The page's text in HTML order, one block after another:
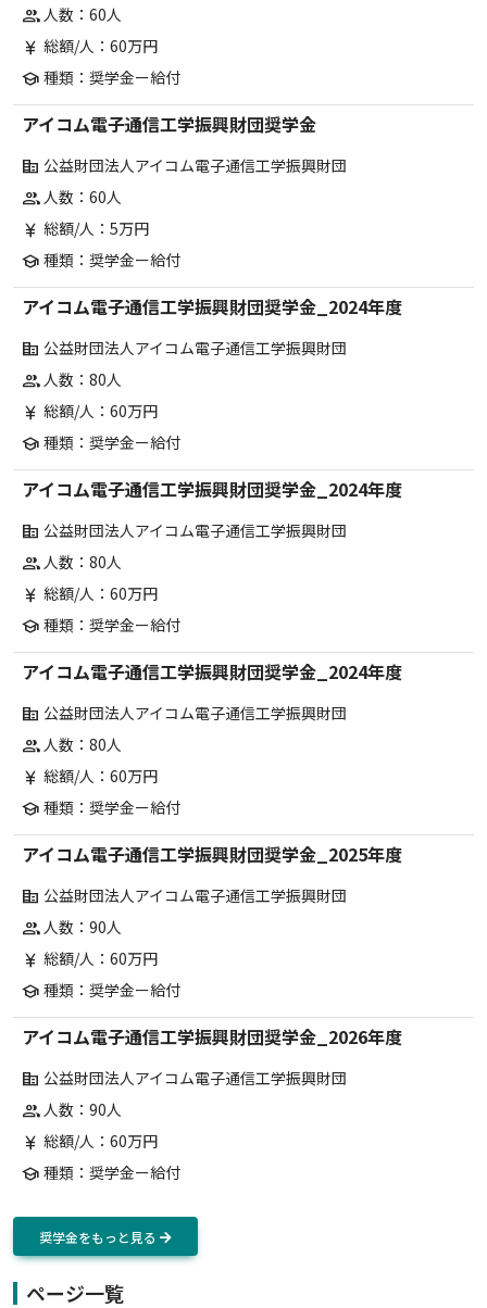
group人数：60人
currency_yen 総額/人：60万円
school 種類：奨学金ー給付
アイコム電子通信工学振興財団奨学金
corporate_fare 公益財団法人アイコム電子通信工学振興財団
group人数：60人
currency_yen 総額/人：5万円
school 種類：奨学金ー給付
アイコム電子通信工学振興財団奨学金_2024年度
corporate_fare 公益財団法人アイコム電子通信工学振興財団
group人数：80人
currency_yen 総額/人：60万円
school 種類：奨学金ー給付
アイコム電子通信工学振興財団奨学金_2024年度
corporate_fare 公益財団法人アイコム電子通信工学振興財団
group人数：80人
currency_yen 総額/人：60万円
school 種類：奨学金ー給付
アイコム電子通信工学振興財団奨学金_2024年度
corporate_fare 公益財団法人アイコム電子通信工学振興財団
group人数：80人
currency_yen 総額/人：60万円
school 種類：奨学金ー給付
アイコム電子通信工学振興財団奨学金_2025年度
corporate_fare 公益財団法人アイコム電子通信工学振興財団
group人数：90人
currency_yen 総額/人：60万円
school 種類：奨学金ー給付
アイコム電子通信工学振興財団奨学金_2026年度
corporate_fare 公益財団法人アイコム電子通信工学振興財団
group人数：90人
currency_yen 総額/人：60万円
school 種類：奨学金ー給付
奨学金をもっと見る
ページ一覧